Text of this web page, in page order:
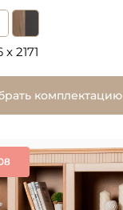
x 2171
комплектацию